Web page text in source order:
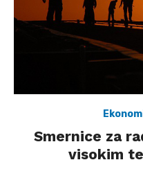
Smernice za
visokim